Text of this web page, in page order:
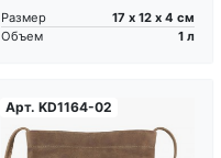
Размер
17 х 12 х 4 см
Объем
1 л
Арт. KD1164-02